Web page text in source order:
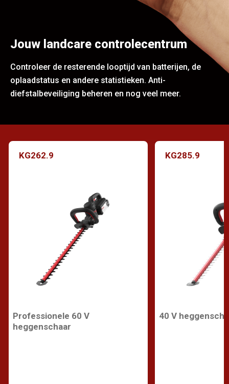
Jouw landcare controlecentrum
Controleer de resterende looptijd van batterijen, de
oplaadstatus en andere statistieken. Anti-
diefstalbeveiliging beheren en nog veel meer.
KG262.9
Professionele 60 V
heggenschaar
KG285.9
40 V